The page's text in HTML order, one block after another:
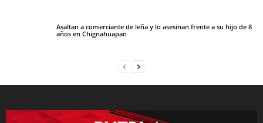
Asaltan a comerciante de leña y lo asesinan frente a su hijo de 8
años en Chignahuapan